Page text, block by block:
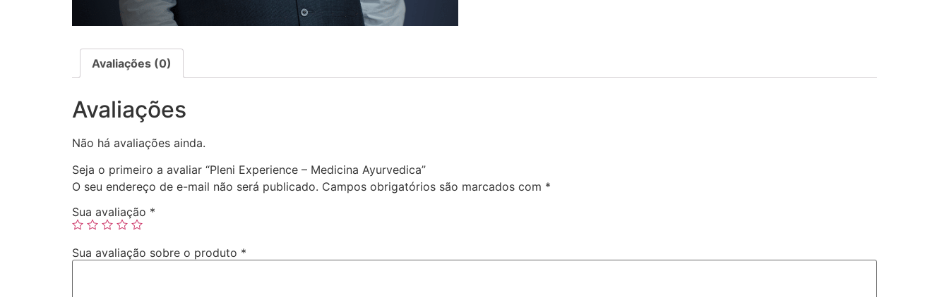
Avaliações (0)
Avaliações
Não há avaliações ainda.
Seja o primeiro a avaliar “Pleni Experience – Medicina Ayurvedica”
O seu endereço de e-mail não será publicado. Campos obrigatórios são marcados com *
Sua avaliação *
Sua avaliação sobre o produto *